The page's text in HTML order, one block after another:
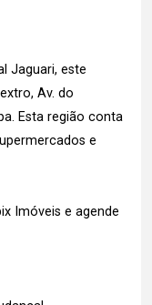
Jaguari, este
Av. do
Esta região conta
e
Imóveis e agende